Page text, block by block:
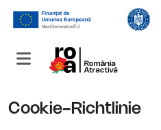
Cookie-Richtlinie